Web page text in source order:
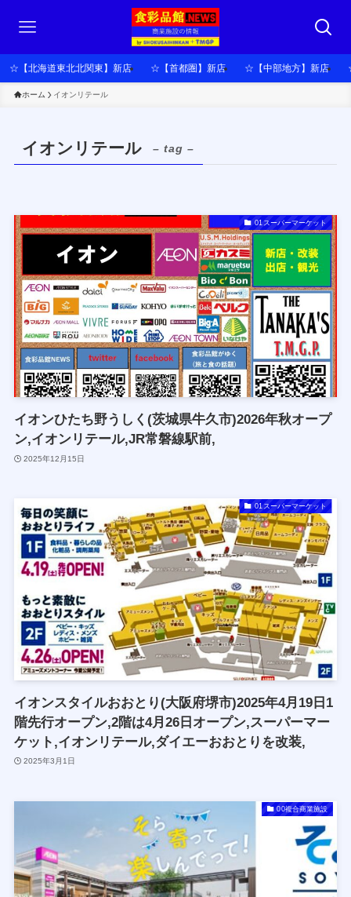
☆【北海道東北北関東】新店 ☆【首都圏】新店 ☆【中部地方】新店
ホーム イオンリテール
イオンリテール – tag –
01スーパーマーケット
イオンひたち野うしく(茨城県牛久市)2026年秋オープ
ン,イオンリテール,JR常磐線駅前,
2025年12月15日
01スーパーマーケット
イオンスタイルおおとり(大阪府堺市)2025年4月19日1
階先行オープン,2階は4月26日オープン,スーパーマー
ケット,イオンリテール,ダイエーおおとりを改装,
2025年3月1日
00複合商業施設